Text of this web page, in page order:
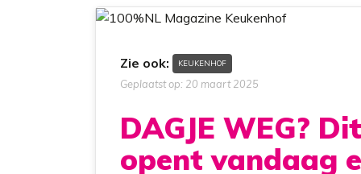
Zoeken
Zie ook: KEUKENHOF
Geplaatst op: 20 maart 2025
DAGJE WEG?
opent vandaag